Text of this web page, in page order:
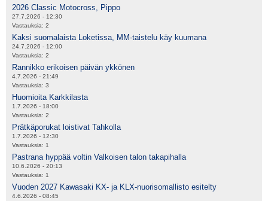
2026 Classic Motocross, Pippo
27.7.2026 - 12:30
Vastauksia: 2
Kaksi suomalaista Loketissa, MM-taistelu käy kuumana
24.7.2026 - 12:00
Vastauksia: 2
Rannikko erikoisen päivän ykkönen
4.7.2026 - 21:49
Vastauksia: 3
Huomioita Karkkilasta
1.7.2026 - 18:00
Vastauksia: 2
Prätkäporukat loistivat Tahkolla
1.7.2026 - 12:30
Vastauksia: 1
Pastrana hyppää voltin Valkoisen talon takapihalla
10.6.2026 - 20:13
Vastauksia: 1
Vuoden 2027 Kawasaki KX- ja KLX-nuorisomallisto esitelty
4.6.2026 - 08:45